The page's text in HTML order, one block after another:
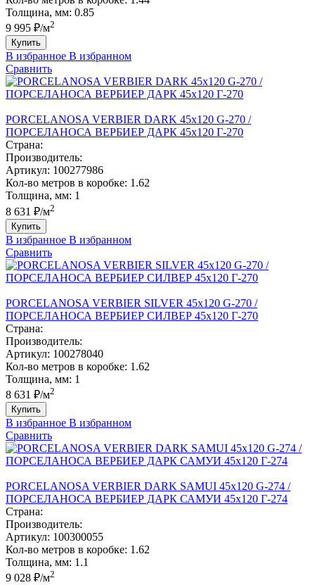
Толщина, мм: 0.85
9 995 ₽/м2
Купить
В избранное В избранном
Сравнить
PORCELANOSA VERBIER DARK 45х120 G-270 /
ПОРCЕЛАНОСА ВЕРБИЕР ДАРК 45х120 Г-270
Страна:
Производитель:
Артикул: 100277986
Кол-во метров в коробке: 1.62
Толщина, мм: 1
8 631 ₽/м2
Купить
В избранное В избранном
Сравнить
PORCELANOSA VERBIER SILVER 45х120 G-270 /
ПОРCЕЛАНОСА ВЕРБИЕР СИЛВЕР 45х120 Г-270
Страна:
Производитель:
Артикул: 100278040
Кол-во метров в коробке: 1.62
Толщина, мм: 1
8 631 ₽/м2
Купить
В избранное В избранном
Сравнить
PORCELANOSA VERBIER DARK SAMUI 45х120 G-274 /
ПОРCЕЛАНОСА ВЕРБИЕР ДАРК САМУИ 45х120 Г-274
Страна:
Производитель:
Артикул: 100300055
Кол-во метров в коробке: 1.62
Толщина, мм: 1.1
9 028 ₽/м2